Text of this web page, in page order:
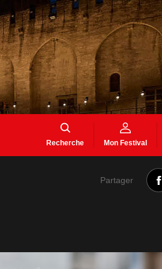
Recherche Mon Festival
Partager